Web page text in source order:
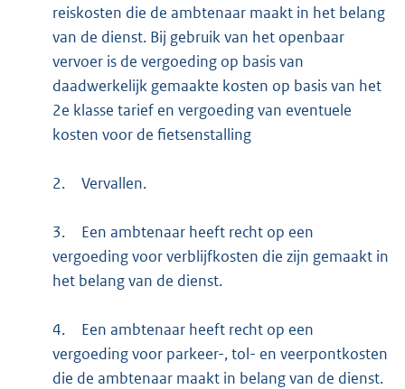
reiskosten die de ambtenaar maakt in het belang
van de dienst. Bij gebruik van het openbaar
vervoer is de vergoeding op basis van
daadwerkelijk gemaakte kosten op basis van het
2e klasse tarief en vergoeding van eventuele
kosten voor de fietsenstalling
2. Vervallen.
3.
Een ambtenaar heeft recht op een
vergoeding voor verblijfkosten die zijn gemaakt in
het belang van de dienst.
4.
Een ambtenaar heeft recht op een
vergoeding voor parkeer-, tol- en veerpontkosten
die de ambtenaar maakt in belang van de dienst.